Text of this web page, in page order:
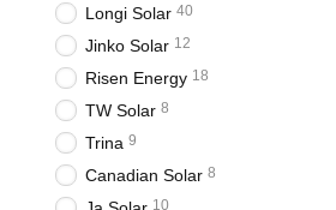
Longi Solar 40
Jinko Solar 12
Risen Energy 18
TW Solar 8
Trina 9
Canadian Solar 8
10